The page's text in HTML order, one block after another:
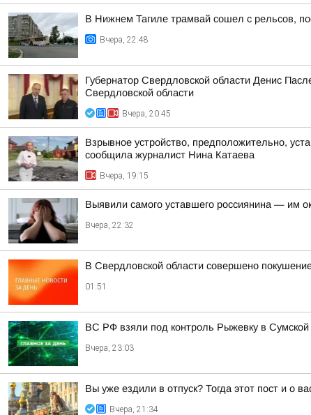
В Нижнем Тагиле трамвай сошел с рельсов,
Вчера, 22:48
Губернатор Свердловской области Денис
Свердловской области
Вчера, 20:45
Взрывное устройство, предположительно,
сообщила журналист Нина Катаева
Вчера, 19:15
Выявили самого уставшего россиянина — им
Вчера, 22:32
В Свердловской области совершено
01:51
ВС РФ взяли под контроль Рыжевку в Сумской
Вчера, 23:03
Вы уже ездили в отпуск? Тогда этот пост и о
Вчера, 21:34